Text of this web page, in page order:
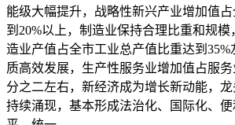
能级大幅提升，战略性新兴产业增加值
到20%以上，制造业保持合理比重和规模
造业产值占全市工业总产值比重达到
质高效发展，生产性服务业增加值占服
分之二左右，新经济成为增长新动能，
持续涌现，基本形成法治化、国际化、